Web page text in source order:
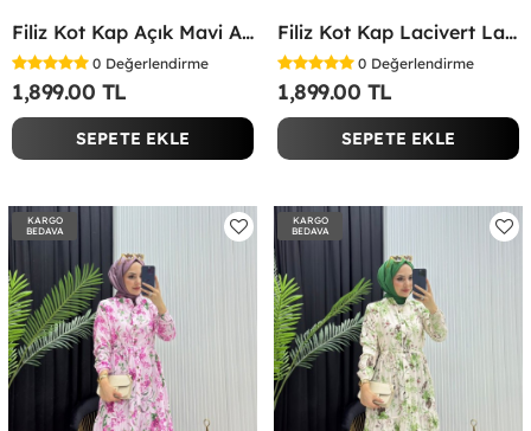
Filiz Kot Kap Açık Mavi Açık Mavi
0 Değerlendirme
1,899.00 TL
SEPETE EKLE
Filiz Kot Kap Lacivert Lacivert
0 Değerlendirme
1,899.00 TL
SEPETE EKLE
KARGO
BEDAVA
KARGO
BEDAVA